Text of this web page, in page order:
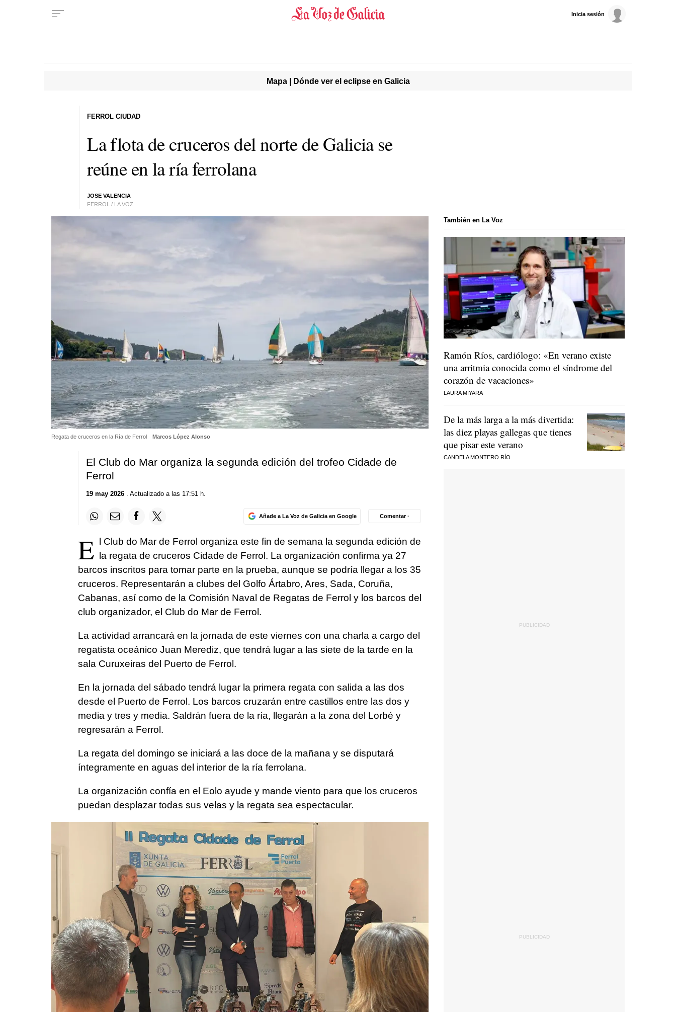
Inicia sesión
Mapa | Dónde ver el eclipse en Galicia
La flota de cruceros del norte de Galicia se
reúne en la ría ferrolana
JOSE VALENCIA
FERROL / LA VOZ
FERROL CIUDAD
Regata de cruceros en la Ría de Ferrol Marcos López Alonso
El Club do Mar organiza la segunda edición del trofeo Cidade de
Ferrol
19 may 2026. Actualizado a las 17:51 h.
Añade a La Voz de Galicia en Google Comentar ·
E l Club do Mar de Ferrol organiza este fin de semana la segunda edición de
la regata de cruceros Cidade de Ferrol. La organización confirma ya 27
barcos inscritos para tomar parte en la prueba, aunque se podría llegar a los 35
cruceros. Representarán a clubes del Golfo Ártabro, Ares, Sada, Coruña,
Cabanas, así como de la Comisión Naval de Regatas de Ferrol y los barcos del
club organizador, el Club do Mar de Ferrol.
La actividad arrancará en la jornada de este viernes con una charla a cargo del
regatista oceánico Juan Merediz, que tendrá lugar a las siete de la tarde en la
sala Curuxeiras del Puerto de Ferrol.
En la jornada del sábado tendrá lugar la primera regata con salida a las dos
desde el Puerto de Ferrol. Los barcos cruzarán entre castillos entre las dos y
media y tres y media. Saldrán fuera de la ría, llegarán a la zona del Lorbé y
regresarán a Ferrol.
La regata del domingo se iniciará a las doce de la mañana y se disputará
íntegramente en aguas del interior de la ría ferrolana.
La organización confía en el Eolo ayude y mande viento para que los cruceros
puedan desplazar todas sus velas y la regata sea espectacular.
También en La Voz
Ramón Ríos, cardiólogo: «En verano existe
una arritmia conocida como el síndrome del
corazón de vacaciones»
LAURA MIYARA
De la más larga a la más divertida:
las diez playas gallegas que tienes
que pisar este verano
CANDELA MONTERO RÍO